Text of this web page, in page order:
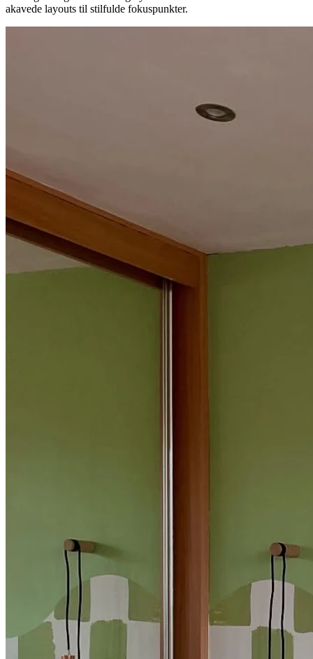
akavede layouts til stilfulde fokuspunkter.